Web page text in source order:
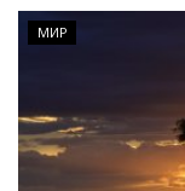
ПАВЛОДАРСКАЯ
КАЗАХСТАН
МИР